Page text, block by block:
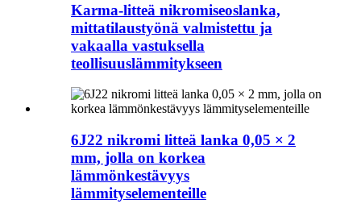
Karma-litteä nikromiseoslanka,
mittatilaustyönä valmistettu ja
vakaalla vastuksella
teollisuuslämmitykseen
6J22 nikromi litteä lanka 0,05 × 2
mm, jolla on korkea
lämmönkestävyys
lämmityselementeille